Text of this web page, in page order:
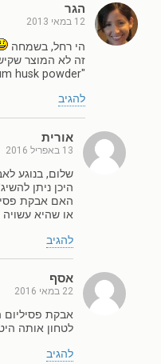
הגר
12 במאי 2013
הי רחל, בשמחה
זה לא המוצר
"psyllium husk powder"
להגיב
אורית
13 באפריל 2016
שלום, בנוגע
היכן ניתן
האם אבקת
או שהיא עשויה
להגיב
אסף
22 במאי 2016
אבקת
לטחון אותה
להגיב